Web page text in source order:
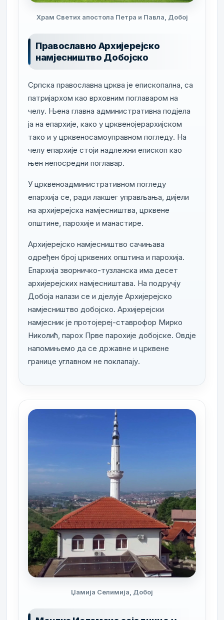
Храм Светих апостола Петра и Павла, Добој
Православно Архијерејско
намјесништво Добојско
Српска православна црква је епископална, са
патријархом као врховним поглаваром на
челу. Њена главна административна подјела
ја на епархије, како у црквенојерархијском
тако и у црквеносамоуправном погледу. На
челу епархије стоји надлежни епископ као
њен непосредни поглавар.
У црквеноадминистративном погледу
епархија се, ради лакшег управљања, дијели
на архијерејска намјесништва, црквене
општине, парохије и манастире.
Архијерејско намјесништво сачињава
одређен број црквених општина и парохија.
Епархија зворничко-тузланска има десет
архијерејских намјесништава. На подручју
Добоја налази се и дјелује Архијерејско
намјесништво добојско. Архијерејски
намјесник је протојереј-ставрофор Мирко
Николић, парох Прве парохије добојске. Овдје
напомињемо да се државне и црквене
границе углавном не поклапају.
Џамија Селимија, Добој